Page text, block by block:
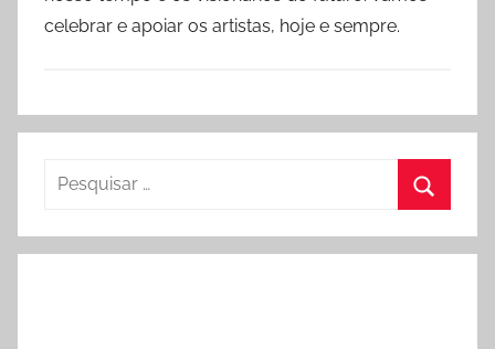
celebrar e apoiar os artistas, hoje e sempre.
Pesquisar